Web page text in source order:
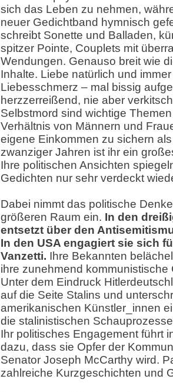
sich das Leben zu nehmen,
neuer Gedichtband hymnisch
schreibt Sonette und Balladen,
spitzer Pointe, Couplets mit
Wendungen. Genauso breit wie
Inhalte. Liebe natürlich und
Liebesschmerz – mal bissig
herzzerreißend, nie aber
Selbstmord sind wichtige
Verhältnis von Männern und
eigene Einkommen zu sichern
zwanziger Jahren ist ihr ein
Ihre politischen Ansichten
Gedichten nur sehr verdeckt
Dabei nimmt das politische
größeren Raum ein. In den
entsetzt über den
In den USA engagiert sie sich
Vanzetti. Ihre Bekannten
ihre zunehmend kommunistische
Unter dem Eindruck
auf die Seite Stalins und
amerikanischen Künstler_innen
die stalinistischen
Ihr politisches Engagement führt
dazu, dass sie Opfer der
Senator Joseph McCarthy wird.
zahlreiche Kurzgeschichten und